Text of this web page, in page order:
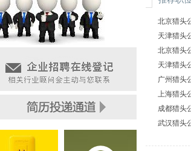
北京猎头
师 20-30
天津猎头
24-36万
北京猎头
天津猎头
广州猎头
上海猎头
36万
成都猎头
万
武汉猎头